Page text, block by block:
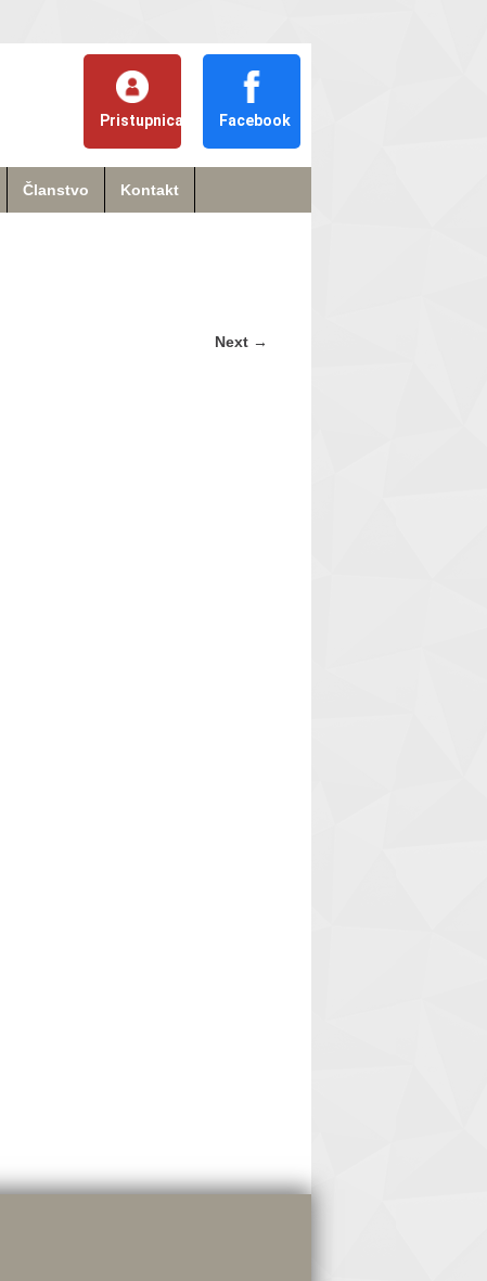
Pristupnica Facebook
Članstvo Kontakt
Next →